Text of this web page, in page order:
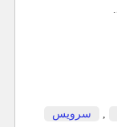
سرویس